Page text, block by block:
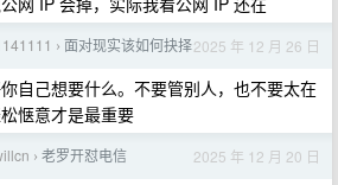
› 面对现实该如何抉择2025 年 12 月 26 日
自己想要什么。不要管别人，也不要太在
惬意才是最重要
› 老罗开怼电信 2025 年 12 月 20 日